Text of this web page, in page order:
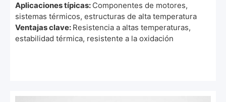
Aplicaciones típicas: Componentes de motores,
sistemas térmicos, estructuras de alta temperatura
Ventajas clave: Resistencia a altas temperaturas,
estabilidad térmica, resistente a la oxidación